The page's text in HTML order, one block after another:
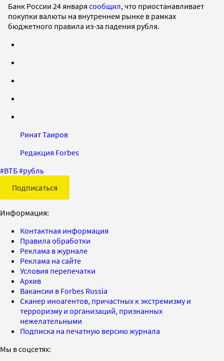
Банк России 24 января сообщил, что приостанавливает
покупки валюты на внутреннем рынке в рамках
бюджетного правила из-за падения рубля.
Ринат Таиров
Редакция Forbes
#ВТБ#рубль
Подписаться
Информация:
Контактная информация
Правила обработки
Реклама в журнале
Реклама на сайте
Условия перепечатки
Архив
Вакансии в Forbes Russia
Сканер иноагентов, причастных к экстремизму и
терроризму и организаций, признанных
нежелательными
Подписка на печатную версию журнала
Мы в соцсетях: